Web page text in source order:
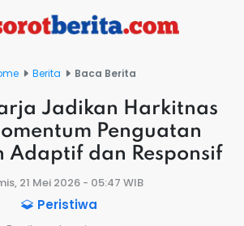
Berita Baca Berita
Jadikan Harkitnas
Penguatan
Adaptif dan Responsif
21 Mei 2026 - 05:47 WIB
Peristiwa